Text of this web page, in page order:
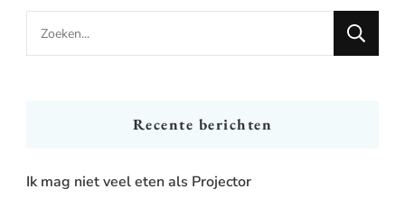
Looking
for
Recente berichten
Ik mag niet veel eten als Projector